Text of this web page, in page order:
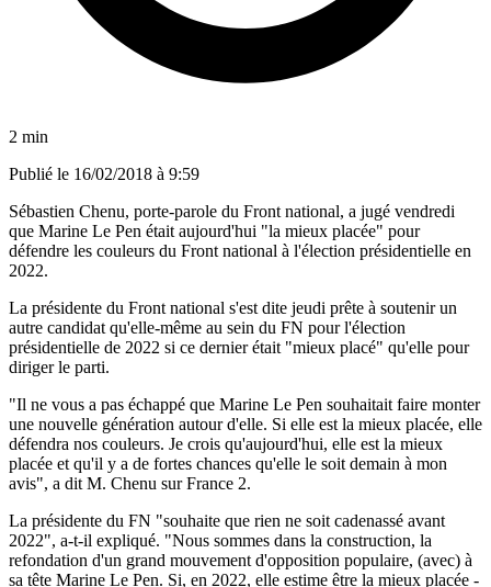
2 min
Publié le 16/02/2018 à 9:59
Sébastien Chenu, porte-parole du Front national, a jugé vendredi
que Marine Le Pen était aujourd'hui "la mieux placée" pour
défendre les couleurs du Front national à l'élection présidentielle en
2022.
La présidente du Front national s'est dite jeudi prête à soutenir un
autre candidat qu'elle-même au sein du FN pour l'élection
présidentielle de 2022 si ce dernier était "mieux placé" qu'elle pour
diriger le parti.
"Il ne vous a pas échappé que Marine Le Pen souhaitait faire monter
une nouvelle génération autour d'elle. Si elle est la mieux placée, elle
défendra nos couleurs. Je crois qu'aujourd'hui, elle est la mieux
placée et qu'il y a de fortes chances qu'elle le soit demain à mon
avis", a dit M. Chenu sur France 2.
La présidente du FN "souhaite que rien ne soit cadenassé avant
2022", a-t-il expliqué. "Nous sommes dans la construction, la
refondation d'un grand mouvement d'opposition populaire, (avec) à
sa tête Marine Le Pen. Si, en 2022, elle estime être la mieux placée -